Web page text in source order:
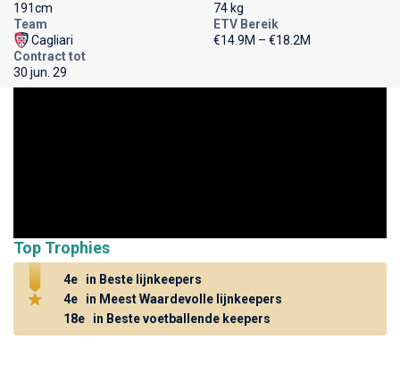
191cm
74 kg
Team
Cagliari
ETV Bereik
€14.9M – €18.2M
Contract tot
30 jun. 29
Top Trophies
4e
in Beste lijnkeepers
4e
in Meest Waardevolle lijnkeepers
18e
in Beste voetballende keepers